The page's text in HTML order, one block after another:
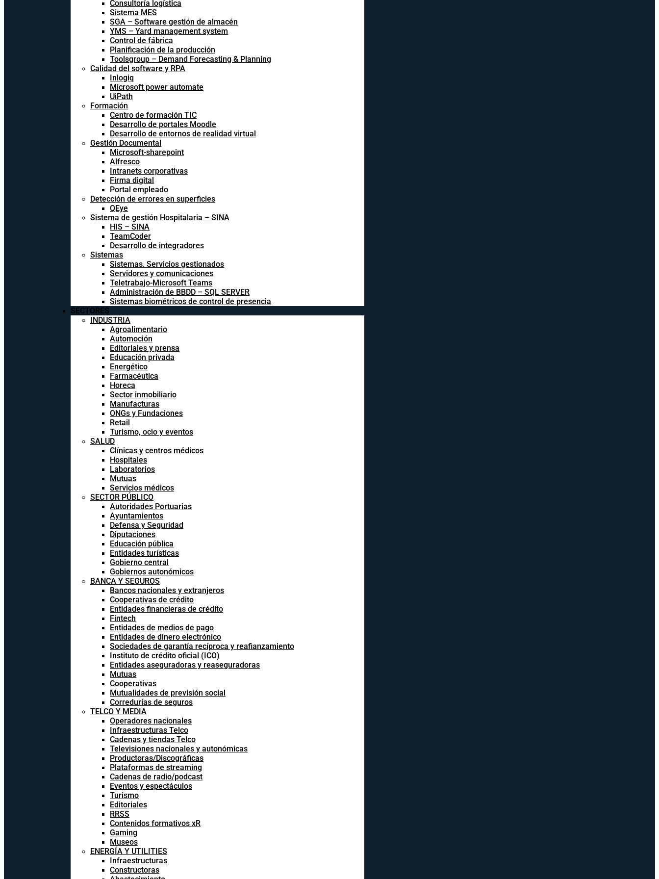
Consultoría logística
Sistema MES
SGA – Software gestión de almacén
YMS – Yard management system
Control de fábrica
Planificación de la producción
Toolsgroup – Demand Forecasting & Planning
Calidad del software y RPA
Inlogiq
Microsoft power automate
UiPath
Formación
Centro de formación TIC
Desarrollo de portales Moodle
Desarrollo de entornos de realidad virtual
Gestión Documental
Microsoft-sharepoint
Alfresco
Intranets corporativas
Firma digital
Portal empleado
Detección de errores en superficies
QEye
Sistema de gestión Hospitalaria – SINA
HIS – SINA
TeamCoder
Desarrollo de integradores
Sistemas
Sistemas. Servicios gestionados
Servidores y comunicaciones
Teletrabajo-Microsoft Teams
Administración de BBDD – SQL SERVER
Sistemas biométricos de control de presencia
SECTORES
INDUSTRIA
Agroalimentario
Automoción
Editoriales y prensa
Educación privada
Energético
Farmacéutica
Horeca
Sector inmobiliario
Manufacturas
ONGs y Fundaciones
Retail
Turismo, ocio y eventos
SALUD
Clínicas y centros médicos
Hospitales
Laboratorios
Mutuas
Servicios médicos
SECTOR PÚBLICO
Autoridades Portuarias
Ayuntamientos
Defensa y Seguridad
Diputaciones
Educación pública
Entidades turísticas
Gobierno central
Gobiernos autonómicos
BANCA Y SEGUROS
Bancos nacionales y extranjeros
Cooperativas de crédito
Entidades financieras de crédito
Fintech
Entidades de medios de pago
Entidades de dinero electrónico
Sociedades de garantía recíproca y reafianzamiento
Instituto de crédito oficial (ICO)
Entidades aseguradoras y reaseguradoras
Mutuas
Cooperativas
Mutualidades de previsión social
Corredurías de seguros
TELCO Y MEDIA
Operadores nacionales
Infraestructuras Telco
Cadenas y tiendas Telco
Televisiones nacionales y autonómicas
Productoras/Discográficas
Plataformas de streaming
Cadenas de radio/podcast
Eventos y espectáculos
Turismo
Editoriales
RRSS
Contenidos formativos xR
Gaming
Museos
ENERGÍA Y UTILITIES
Infraestructuras
Constructoras